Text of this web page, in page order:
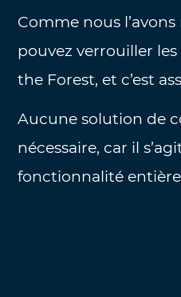
Comme nous
pouvez verrouiller
the Forest, et c’est
Aucune solution de
nécessaire, car il
fonctionnalité